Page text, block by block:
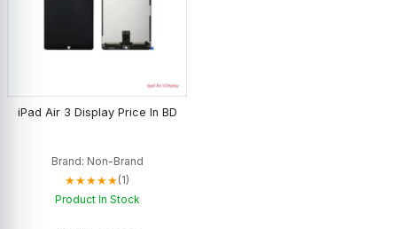
iPad Air 3 Display Price In BD
Brand: Non-Brand
★★★★★(1)
Product In Stock